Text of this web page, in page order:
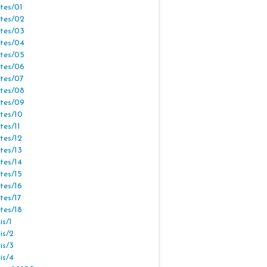
01
02
03
04
05
06
07
08
09
10
11
12
13
14
15
16
17
18
1
2
3
4